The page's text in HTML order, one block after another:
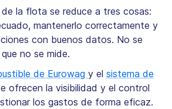
la flota se reduce a tres cosas:
mantenerlo correctamente y
con buenos datos. No se
no se mide.
de Eurowag y el sistema de
ofrecen la visibilidad y el control
los gastos de forma eficaz.